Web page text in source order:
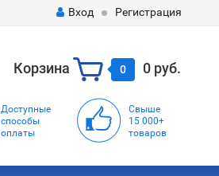
Вход Регистрация
Корзина 0 0 руб.
Доступные
способы
оплаты
Свыше
15 000+
товаров